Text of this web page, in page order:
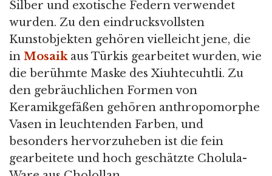
Silber und exotische Federn verwendet
wurden. Zu den eindrucksvollsten
Kunstobjekten gehören vielleicht jene, die
in Mosaikaus Türkis gearbeitet wurden, wie
die berühmte Maske des Xiuhtecuhtli. Zu
den gebräuchlichen Formen von
Keramikgefäßen gehören anthropomorphe
Vasen in leuchtenden Farben, und
besonders hervorzuheben ist die fein
gearbeitete und hoch geschätzte Cholula-